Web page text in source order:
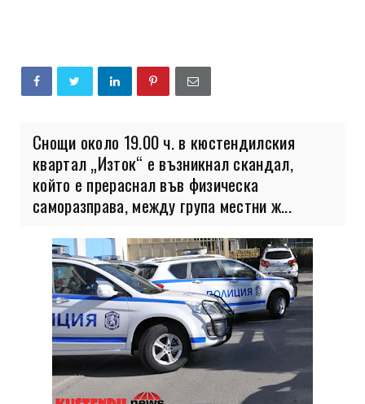
Снощи около 19.00 ч. в кюстендилския
квартал „Изток“ е възникнал скандал,
който е прераснал във физическа
саморазправа, между група местни ж...